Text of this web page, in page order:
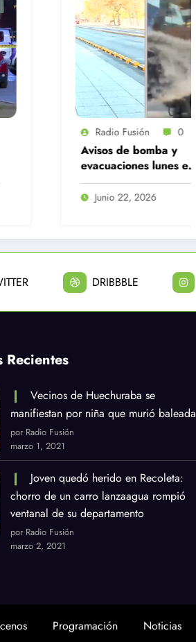
0
Avisos de bomba y
evacuaciones lunes en
el GAM y Centro de
DRIBBBLE
Recientes
Vecinos de Huechuraba se
manifiestan por niña que murió baleada
por Radio Fusión
marzo 1, 2021
Joven quedó herido en Recoleta:
chorro de un carro lanzaagua rompió
ventanal de su departamento
por Radio Fusión
marzo 2, 2021
Programación Noticias